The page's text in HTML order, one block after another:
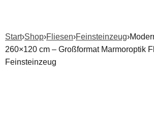
Start›Shop›Fliesen›Feinsteinzeug›
260×120 cm – Großformat Marmoroptik
Feinsteinzeug